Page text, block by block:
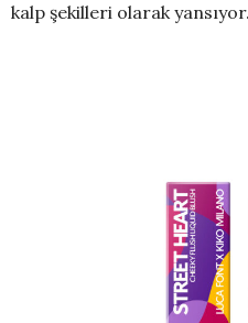
kalp şekilleri olarak yansıyor.